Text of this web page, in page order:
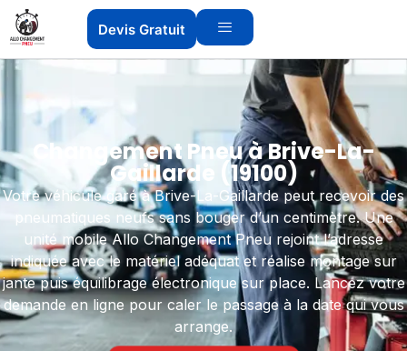
Devis Gratuit
Changement Pneu à Brive-La-
Gaillarde (19100)
Votre véhicule garé à Brive-La-Gaillarde peut recevoir des
pneumatiques neufs sans bouger d’un centimètre. Une
unité mobile Allo Changement Pneu rejoint l’adresse
indiquée avec le matériel adéquat et réalise montage sur
jante puis équilibrage électronique sur place. Lancez votre
demande en ligne pour caler le passage à la date qui vous
arrange.